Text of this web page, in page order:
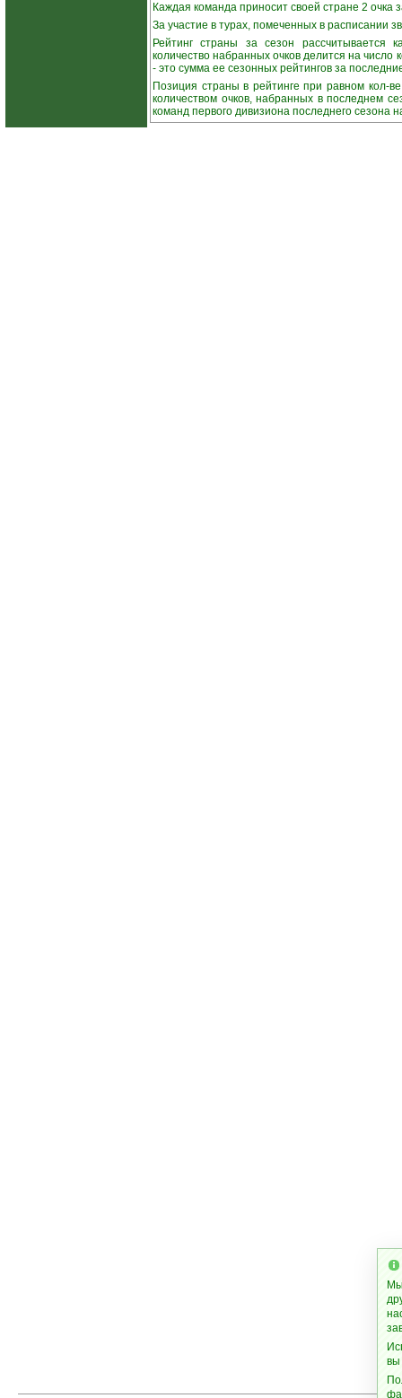
Каждая команда приносит своей стране 2 очка
За участие в турах, помеченных в расписании
Рейтинг страны за сезон рассчитывается
количество набранных очков делится на
- это сумма ее сезонных рейтингов за
Позиция страны в рейтинге при равном кол-
количеством очков, набранных в последнем
команд первого дивизиона последнего
вы